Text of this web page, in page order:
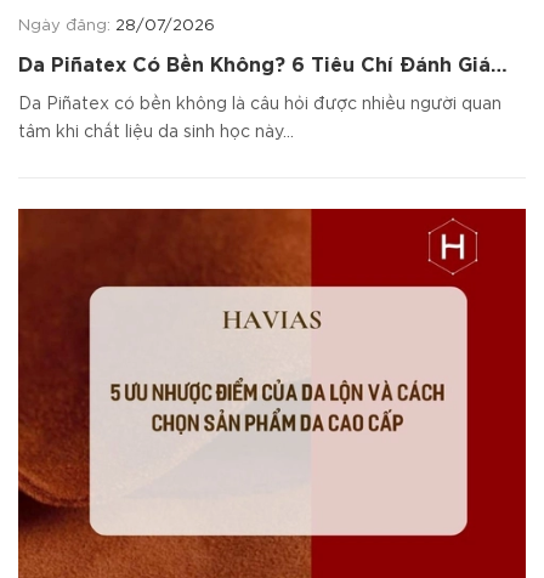
Ngày đăng: 28/07/2026
Da Piñatex Có Bền Không? 6 Tiêu Chí Đánh Giá
Da Piñatex có bền không là câu hỏi được nhiều người quan
tâm khi chất liệu da sinh học này...